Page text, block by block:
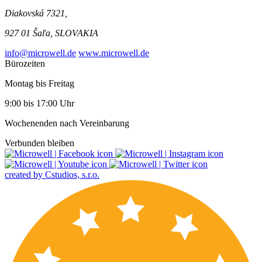
Diakovská 7321,
927 01 Šaľa, SLOVAKIA
info@microwell.de www.microwell.de
Bürozeiten
Montag bis Freitag
9:00 bis 17:00 Uhr
Wochenenden nach Vereinbarung
Verbunden bleiben
created by Cstudios, s.r.o.